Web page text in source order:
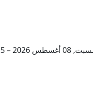
أغسطس 2026 – 25 صفر 1448 هـ